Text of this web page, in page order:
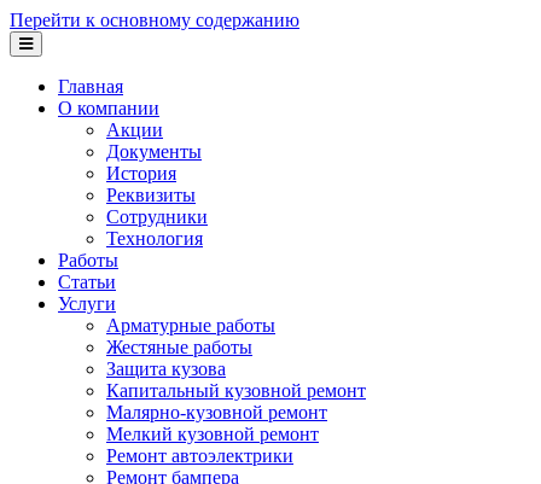
Перейти к основному содержанию
Главная
О компании
Акции
Документы
История
Реквизиты
Сотрудники
Технология
Работы
Статьи
Услуги
Арматурные работы
Жестяные работы
Защита кузова
Капитальный кузовной ремонт
Малярно-кузовной ремонт
Мелкий кузовной ремонт
Ремонт автоэлектрики
Ремонт бампера